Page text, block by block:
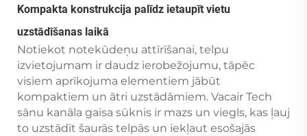
Kompakta konstrukcija palīdz ietaupīt vietu
uzstādīšanas laikā
Notiekot notekūdeņu attīrīšanai, telpu
izvietojumam ir daudz ierobežojumu, tāpēc
visiem aprīkojuma elementiem jābūt
kompaktiem un ātri uzstādāmiem. Vacair Tech
sānu kanāla gaisa sūknis ir mazs un viegls, kas ļauj
to uzstādīt šaurās telpās un iekļaut esošajās